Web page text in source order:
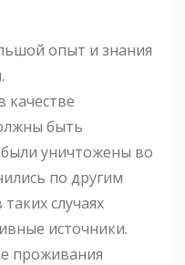
опыт и знания
быть
уничтожены во
по другим
случаях
источники.
проживания